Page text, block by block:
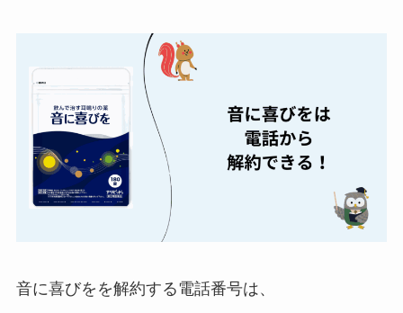
とめ！最短手続きや
ベストタイミングを
詳しく解説！
ユンス美容液の解約
まとめ！電話が繋が
なにわサプリ
音に喜びをを解約する電話番号は、